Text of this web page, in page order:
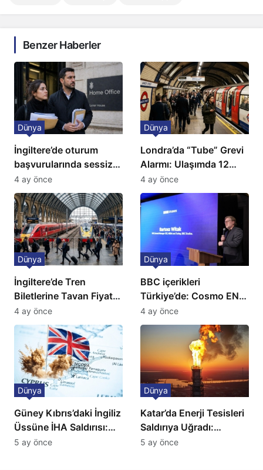
Benzer Haberler
İngiltere’de oturum
başvurularında sessiz
kriz: Büyükelçilikten
açıklama!
Dünya
4 ay önce
Londra’da “Tube” Grevi
Alarmı: Ulaşımda 12
Günlük Kaos Kapıda
Dünya
4 ay önce
İngiltere’de Tren
Biletlerine Tavan Fiyat:
Ulaşımda Yeni
Düzenleme
Dünya
4 ay önce
BBC içerikleri
Türkiye’de: Cosmo EN
ve BBC Player yayında
Dünya
4 ay önce
Güney Kıbrıs’daki İngiliz
Üssüne İHA Saldırısı:
Patlama, Sirenler ve
Dünya
5 ay önce
Katar’da Enerji Tesisleri
Saldırıya Uğradı:
Avrupa’da Doğalgaz
Dünya
5 ay önce